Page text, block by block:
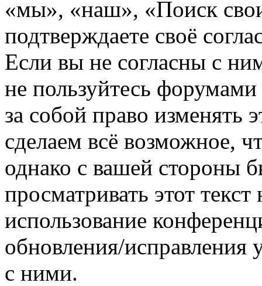
«мы», «наш», «Поиск
подтверждаете своё
Если вы не согласны с
не пользуйтесь
за собой право изменять
сделаем всё возможное,
однако с вашей стороны
просматривать этот
использование
обновления/исправления
с ними.